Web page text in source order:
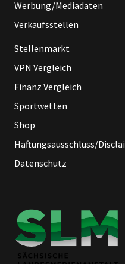
Werbung/Mediadaten
Verkaufsstellen
Stellenmarkt
VPN Vergleich
Finanz Vergleich
Sportwetten
Shop
Haftungsausschluss/
Datenschutz